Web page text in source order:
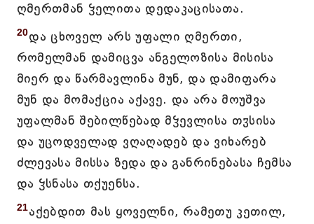
ღმერთმან ჴელითა დედაკაცისათა.
20და ცხოველ არს უფალი ღმერთი,
რომელმან დამიცვა ანგელოზისა მისისა
მიერ და წარმავლინა მუნ, და დამიფარა
მუნ და მომაქცია აქავე. და არა მოუშვა
უფალმან შებილწებად მჴევლისა თჳსისა
და უცოდველად ვღაღადებ და ვიხარებ
ძლევასა მისსა ზედა და განრინებასა ჩემსა
და ჴსნასა თქუენსა.
21აქებდით მას ყოველნი, რამეთუ კეთილ,